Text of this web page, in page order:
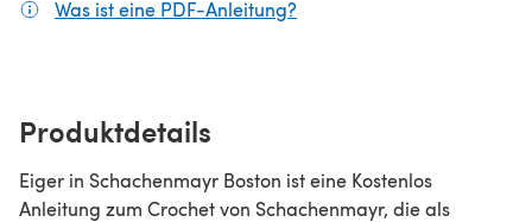
Was ist eine PDF-Anleitung?
Produktdetails
Eiger in Schachenmayr Boston ist eine Kostenlos
Anleitung zum Crochet von Schachenmayr, die als